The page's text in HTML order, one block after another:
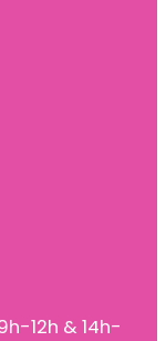
12h & 14h-